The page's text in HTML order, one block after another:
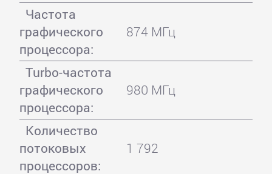
Частота
графического
процессора:
874 МГц
Turbo-частота
графического
процессора:
980 МГц
Количество
потоковых
процессоров:
1 792